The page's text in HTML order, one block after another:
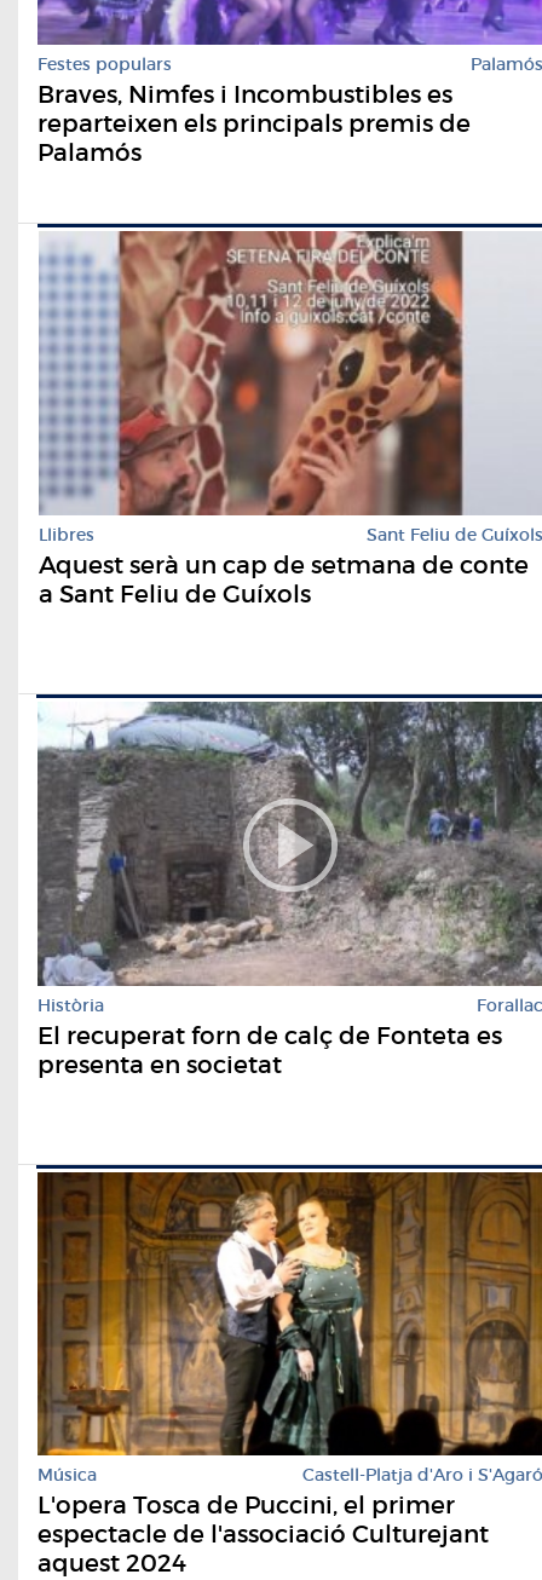
Festes populars Palamós
Braves, Nimfes i Incombustibles es
reparteixen els principals premis de
Palamós
Llibres Sant Feliu de Guíxols
Aquest serà un cap de setmana de conte
a Sant Feliu de Guíxols
Història Forallac
El recuperat forn de calç de Fonteta es
presenta en societat
Música Castell-Platja d'Aro i S'Agaró
L'opera Tosca de Puccini, el primer
espectacle de l'associació Culturejant
aquest 2024